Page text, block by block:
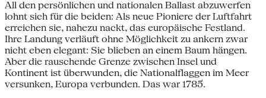
All den persönlichen und nationalen Ballast abzuwerfen
lohnt sich für die beiden: Als neue Pioniere der Luftfahrt
erreichen sie, nahezu nackt, das europäische Festland.
Ihre Landung verläuft ohne Möglichkeit zu ankern zwar
nicht eben elegant: Sie blieben an einem Baum hängen.
Aber die rauschende Grenze zwischen Insel und
Kontinent ist überwunden, die Nationalflaggen im Meer
versunken, Europa verbunden. Das war 1785.